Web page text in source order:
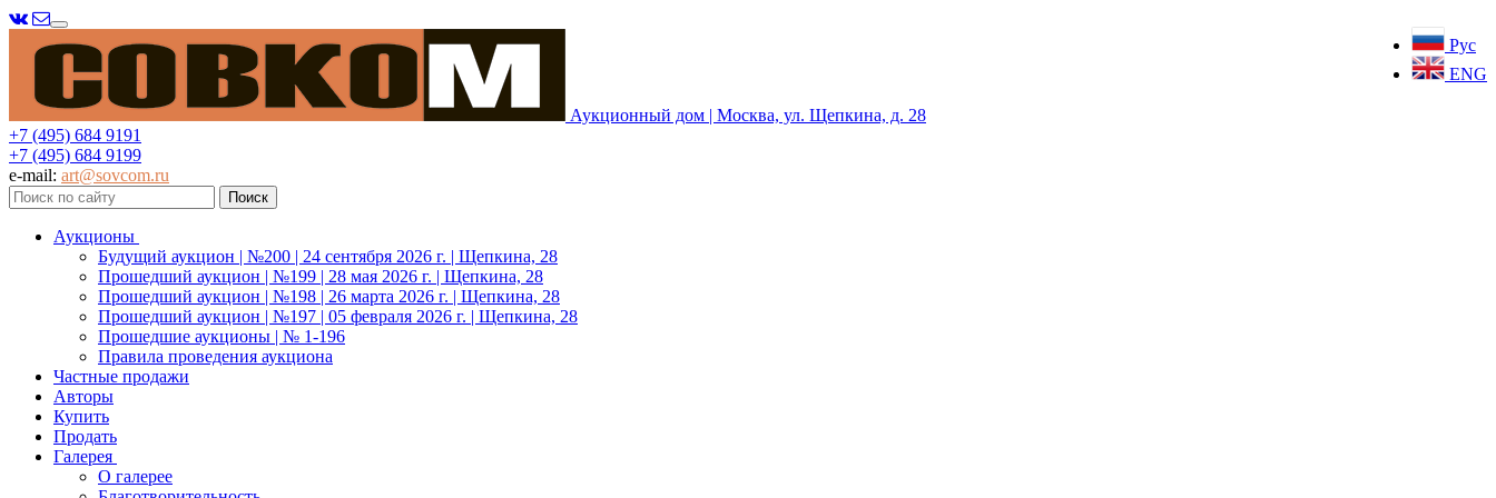
Рус
ENG
Меню
Аукционный дом | Москва, ул. Щепкина, д. 28
+7 (495) 684 9191
+7 (495) 684 9199
e-mail: art@sovcom.ru
Аукционы
Будущий аукцион | №200 | 24 сентября 2026 г. | Щепкина, 28
Прошедший аукцион | №199 | 28 мая 2026 г. | Щепкина, 28
Прошедший аукцион | №198 | 26 марта 2026 г. | Щепкина, 28
Прошедший аукцион | №197 | 05 февраля 2026 г. | Щепкина, 28
Прошедшие аукционы | № 1-196
Правила проведения аукциона
Частные продажи
Авторы
Купить
Продать
Галерея
О галерее